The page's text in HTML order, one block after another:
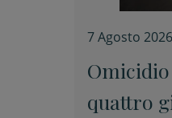
7 Agosto 2026
quattro